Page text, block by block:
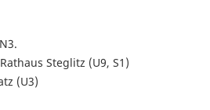
Steglitz (U9, S1)
(U3)